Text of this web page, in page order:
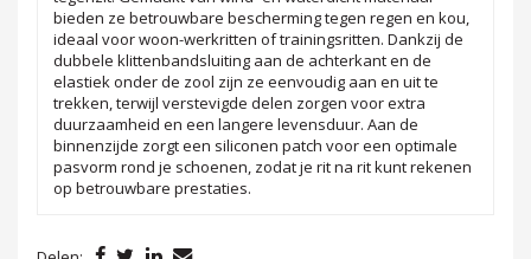
bieden ze betrouwbare bescherming tegen regen en kou,
ideaal voor woon-werkritten of trainingsritten. Dankzij de
dubbele klittenbandsluiting aan de achterkant en de
elastiek onder de zool zijn ze eenvoudig aan en uit te
trekken, terwijl verstevigde delen zorgen voor extra
duurzaamheid en een langere levensduur. Aan de
binnenzijde zorgt een siliconen patch voor een optimale
pasvorm rond je schoenen, zodat je rit na rit kunt rekenen
op betrouwbare prestaties.